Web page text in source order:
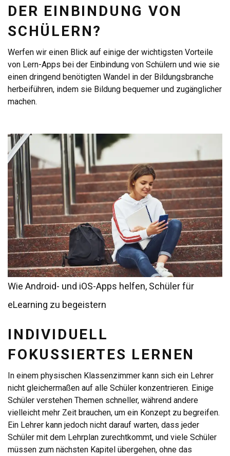
DER EINBINDUNG VON
SCHÜLERN?
Werfen wir einen Blick auf einige der wichtigsten Vorteile
von Lern-Apps bei der Einbindung von Schülern und wie sie
einen dringend benötigten Wandel in der Bildungsbranche
herbeiführen, indem sie Bildung bequemer und zugänglicher
machen.
Wie Android- und iOS-Apps helfen, Schüler für
eLearning zu begeistern
INDIVIDUELL
FOKUSSIERTES LERNEN
In einem physischen Klassenzimmer kann sich ein Lehrer
nicht gleichermaßen auf alle Schüler konzentrieren. Einige
Schüler verstehen Themen schneller, während andere
vielleicht mehr Zeit brauchen, um ein Konzept zu begreifen.
Ein Lehrer kann jedoch nicht darauf warten, dass jeder
Schüler mit dem Lehrplan zurechtkommt, und viele Schüler
müssen zum nächsten Kapitel übergehen, ohne das